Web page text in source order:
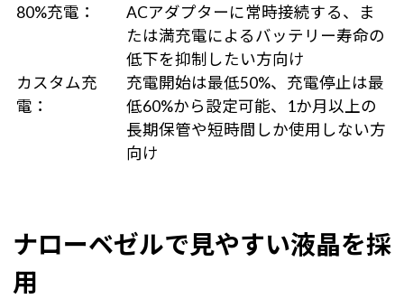
80%充電：
ACアダプターに常時接続する、ま
たは満充電によるバッテリー寿命の
低下を抑制したい方向け
カスタム充
電：
充電開始は最低50%、充電停止は最
低60%から設定可能、1か月以上の
長期保管や短時間しか使用しない方
向け
ナローベゼルで見やすい液晶を採
用